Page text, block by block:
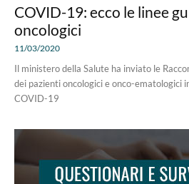
COVID-19: ecco le linee
oncologici
11/03/2020
Il ministero della Salute ha inviato le
dei pazienti oncologici e onco-ematologici
COVID-19